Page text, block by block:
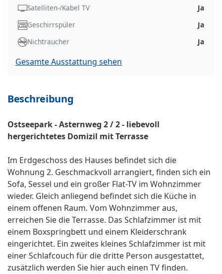
Satelliten-/Kabel TV
Ja
Geschirrspüler
Ja
Nichtraucher
Ja
Gesamte Ausstattung sehen
Beschreibung
Ostseepark - Asternweg 2 / 2 - liebevoll
hergerichtetes Domizil mit Terrasse
Im Erdgeschoss des Hauses befindet sich die
Wohnung 2. Geschmackvoll arrangiert, finden sich ein
Sofa, Sessel und ein großer Flat-TV im Wohnzimmer
wieder. Gleich anliegend befindet sich die Küche in
einem offenen Raum. Vom Wohnzimmer aus,
erreichen Sie die Terrasse. Das Schlafzimmer ist mit
einem Boxspringbett und einem Kleiderschrank
eingerichtet. Ein zweites kleines Schlafzimmer ist mit
einer Schlafcouch für die dritte Person ausgestattet,
zusätzlich werden Sie hier auch einen TV finden.